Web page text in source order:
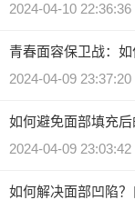
2024-04-10 22:36:36
青春面容保卫战：
2024-04-09 23:37:20
如何避免面部填充后
2024-04-09 23:03:42
如何解决面部凹陷？